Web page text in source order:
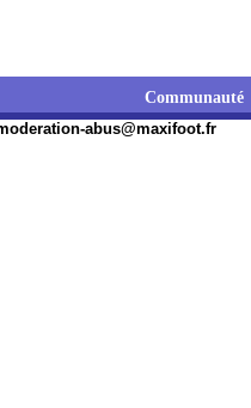
Communauté
abus@maxifoot.fr